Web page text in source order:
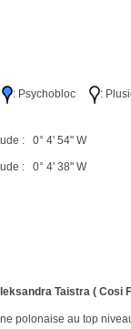
: Psychobloc :
: 0° 4' 54" W
: 0° 4' 38" W
Taistra ( Cosi
polonaise au top